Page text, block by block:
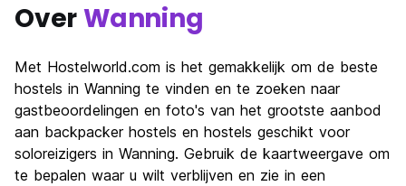
OverWanning
Met Hostelworld.com is het gemakkelijk om de beste
hostels in Wanning te vinden en te zoeken naar
gastbeoordelingen en foto's van het grootste aanbod
aan backpacker hostels en hostels geschikt voor
soloreizigers in Wanning. Gebruik de kaartweergave om
te bepalen waar u wilt verblijven en zie in een